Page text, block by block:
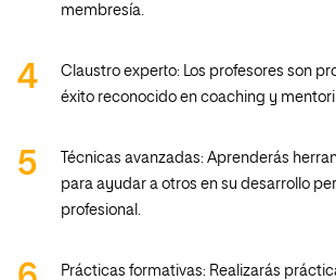
membresía.
Claustro experto: Los profesores son
éxito reconocido en coaching y
Técnicas avanzadas: Aprenderás
para ayudar a otros en su desarrollo
profesional.
Prácticas formativas: Realizarás